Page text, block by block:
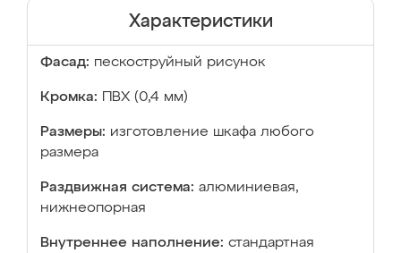
Характеристики
Фасад: пескоструйный рисунок
Кромка: ПВХ (0,4 мм)
Размеры: изготовление шкафа любого
размера
Раздвижная система: алюминиевая,
нижнеопорная
Внутреннее наполнение: стандартная